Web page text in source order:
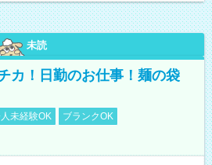
未読
カ！日勤のお仕事！麺の袋
未経験OK
ブランクOK